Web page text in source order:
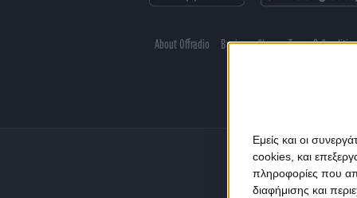
Εμείς και οι
cookies, και
πληροφορίες που
διαφήμισης και
About Offradio Business Class Terms &